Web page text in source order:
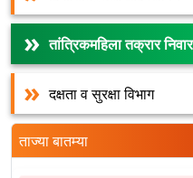
तांत्रिकमहिला तक्रार
दक्षता व सुरक्षा विभाग
ताज्या बातम्या